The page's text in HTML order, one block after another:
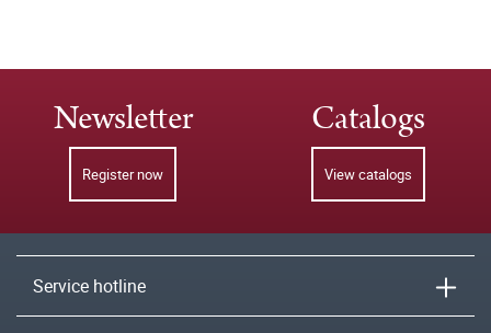
Newsletter
Register now
Catalogs
View catalogs
Service hotline